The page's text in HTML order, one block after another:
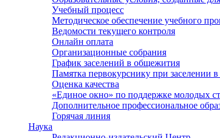
Учебный процесс
Методическое обеспечение учебного
Ведомости текущего контроля
Онлайн оплата
Организационные собрания
График заселений в общежития
Памятка первокурснику при заселении
Оценка качества
«Единое окно» по поддержке молодых
Дополнительное профессиональное
Горячая линия
Наука